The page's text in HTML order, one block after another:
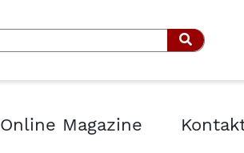
Suchen
Online Magazine